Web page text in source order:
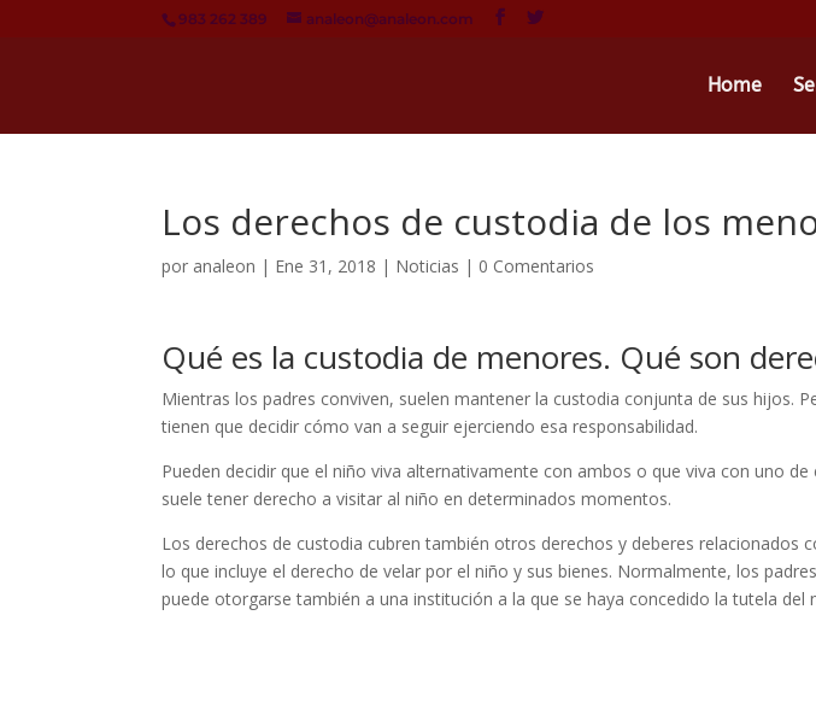
983 262 389 analeon@analeon.com
Home
Los derechos de custodia de los
por analeon | Ene 31, 2018 | Noticias | 0 Comentarios
Qué es la custodia de menores. Qué son
Mientras los padres conviven, suelen mantener la custodia conjunta de sus hijos.
tienen que decidir cómo van a seguir ejerciendo esa responsabilidad.
Pueden decidir que el niño viva alternativamente con ambos o que viva con uno
suele tener derecho a visitar al niño en determinados momentos.
Los derechos de custodia cubren también otros derechos y deberes relacionados
lo que incluye el derecho de velar por el niño y sus bienes. Normalmente, los
puede otorgarse también a una institución a la que se haya concedido la tutela del